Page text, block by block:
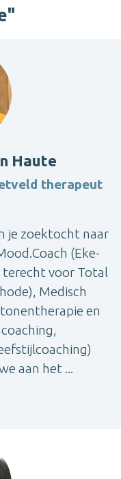
Haute
therapeut
je zoektocht naar
(Eke-
terecht voor Total
Medisch
en
aan het ...